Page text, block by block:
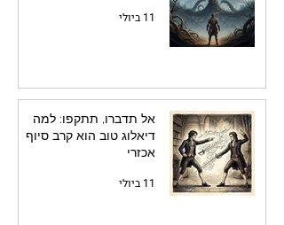
11 ביולי
אל תדברו, תתקפו: למה
דיאלוג טוב הוא קרב סיוף
אכזרי
11 ביולי